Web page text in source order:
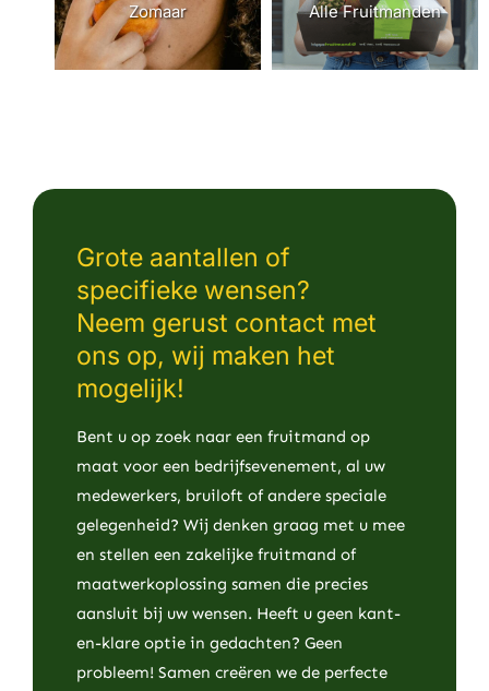
Zomaar Alle Fruitmanden
Grote aantallen of
specifieke wensen?
Neem gerust contact met
ons op, wij maken het
mogelijk!
Bent u op zoek naar een fruitmand op
maat voor een bedrijfsevenement, al uw
medewerkers, bruiloft of andere speciale
gelegenheid? Wij denken graag met u mee
en stellen een zakelijke fruitmand of
maatwerkoplossing samen die precies
aansluit bij uw wensen. Heeft u geen kant-
en-klare optie in gedachten? Geen
probleem! Samen creëren we de perfecte